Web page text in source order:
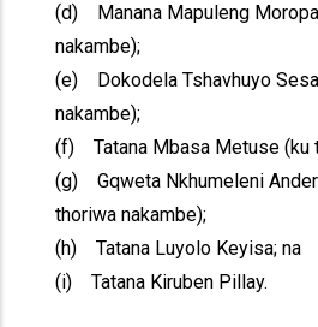
(d) Manana Mapuleng
nakambe);
(e) Dokodela Tshavhuyo
nakambe);
(f) Tatana Mbasa Metuse (ku
(g) Gqweta Nkhumeleni
thoriwa nakambe);
(h) Tatana Luyolo Keyisa; na
(i) Tatana Kiruben Pillay.